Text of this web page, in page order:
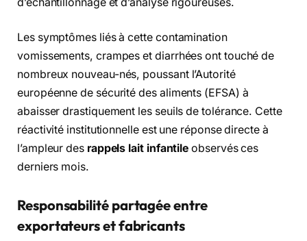
Les symptômes liés à cette contamination
vomissements, crampes et diarrhées ont touché de
nombreux nouveau-nés, poussant l’Autorité
européenne de sécurité des aliments (EFSA) à
abaisser drastiquement les seuils de tolérance. Cette
réactivité institutionnelle est une réponse directe à
l’ampleur des rappels lait infantile observés ces
derniers mois.
Responsabilité partagée entre
exportateurs et fabricants